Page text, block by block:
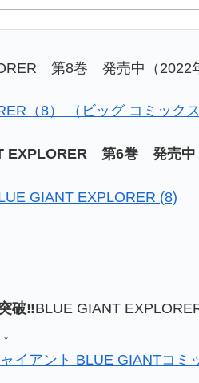
第8巻 発売中（2022年
（8） （ビッグ コミック
EXPLORER 第6巻 発売中
GIANT EXPLORER (8)
破‼BLUE GIANT
イアント BLUE GIANTコミ